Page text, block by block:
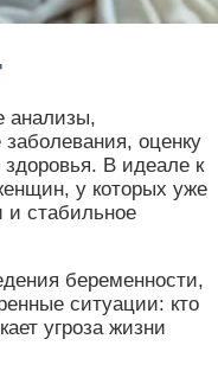
анализы,
оценку
здоровья. В идеале к
у которых уже
и стабильное
беременности,
ситуации: кто
угроза жизни